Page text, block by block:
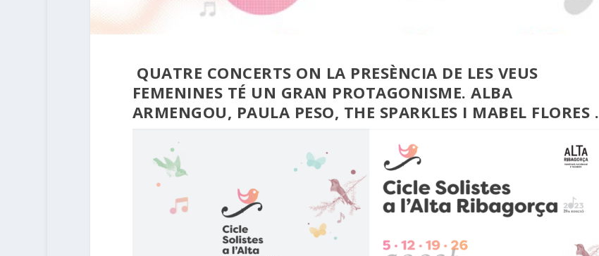
QUATRE CONCERTS ON LA PRESÈNCIA DE LES VEUS
FEMENINES TÉ UN GRAN PROTAGONISME. ALBA
ARMENGOU, PAULA PESO, THE SPARKLES I MABEL FLORES .